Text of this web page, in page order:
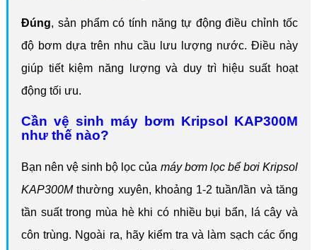
Đúng, sản phẩm có tính năng tự động điều chỉnh tốc
độ bơm dựa trên nhu cầu lưu lượng nước. Điều này
giúp tiết kiệm năng lượng và duy trì hiệu suất hoạt
động tối ưu.
Cần vệ sinh máy bơm Kripsol KAP300M
như thế nào?
Bạn nên vệ sinh bộ lọc của máy bơm lọc bể bơi Kripsol
KAP300Mthường xuyên, khoảng 1-2 tuần/lần và tăng
tần suất trong mùa hè khi có nhiều bụi bẩn, lá cây và
côn trùng. Ngoài ra, hãy kiểm tra và làm sạch các ống